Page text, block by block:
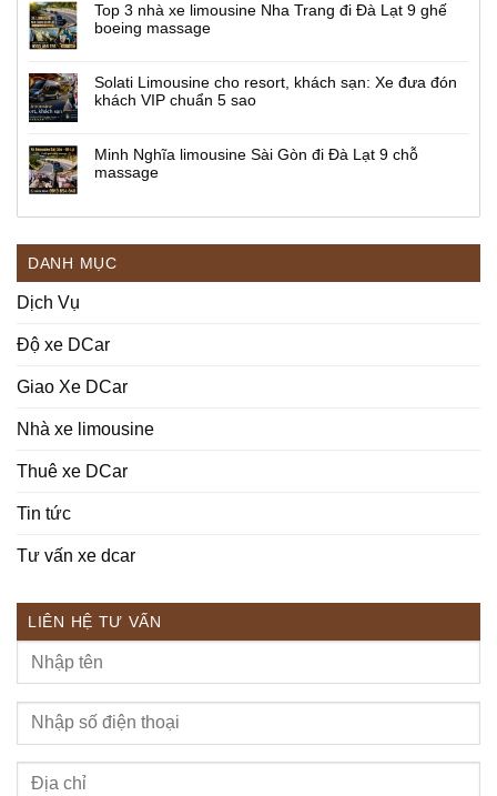
Top 3 nhà xe limousine Nha Trang đi Đà Lạt 9 ghế
boeing massage
Solati Limousine cho resort, khách sạn: Xe đưa đón
khách VIP chuẩn 5 sao
Minh Nghĩa limousine Sài Gòn đi Đà Lạt 9 chỗ
massage
DANH MỤC
Dịch Vụ
Độ xe DCar
Giao Xe DCar
Nhà xe limousine
Thuê xe DCar
Tin tức
Tư vấn xe dcar
LIÊN HỆ TƯ VẤN